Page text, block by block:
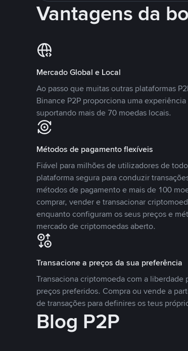
Vantagens da
Mercado Global e Local
Ao passo que muitas outras plataformas
Binance P2P proporciona uma
suportando mais de 70 moedas locais.
Métodos de pagamento flexíveis
Fiável para milhões de utilizadores de
plataforma segura para conduzir
métodos de pagamento e mais de 100
comprar, vender e transacionar
enquanto configuram os seus preços e
mercado de criptomoedas aberto.
Transacione a preços da sua preferência
Transaciona criptomoeda com a liberdade
preços preferidos. Compra ou vende a
de transações para definires os teus
Blog P2P